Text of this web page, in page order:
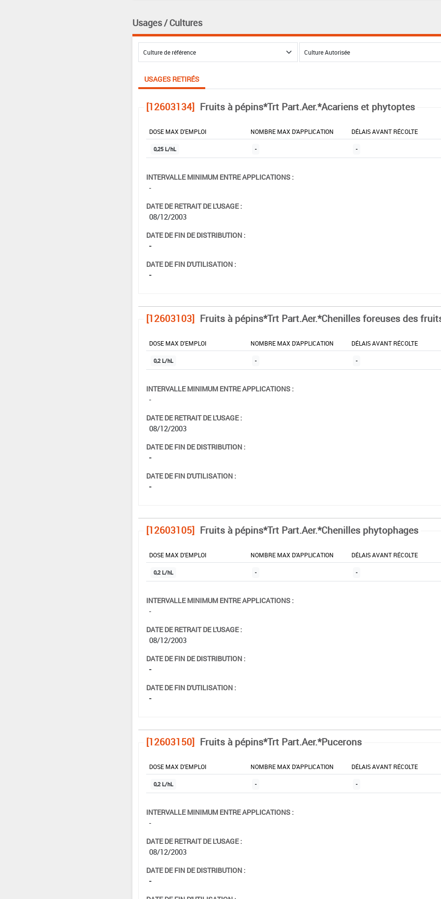
Usages / Cultures
USAGES RETIRÉS
[12603134] Fruits à pépins*Trt Part.Aer.*Acariens et phytoptes
DOSE MAX D'EMPLOI NOMBRE MAX D'APPLICATION DÉLAIS AVANT RÉCOLTE
0,25 L/hL - -
INTERVALLE MINIMUM ENTRE APPLICATIONS :
-
DATE DE RETRAIT DE L'USAGE :
08/12/2003
DATE DE FIN DE DISTRIBUTION :
-
DATE DE FIN D'UTILISATION :
-
[12603103] Fruits à pépins*Trt Part.Aer.*Chenilles foreuses des
DOSE MAX D'EMPLOI NOMBRE MAX D'APPLICATION DÉLAIS AVANT RÉCOLTE
0,2 L/hL - -
INTERVALLE MINIMUM ENTRE APPLICATIONS :
-
DATE DE RETRAIT DE L'USAGE :
08/12/2003
DATE DE FIN DE DISTRIBUTION :
-
DATE DE FIN D'UTILISATION :
-
[12603105] Fruits à pépins*Trt Part.Aer.*Chenilles phytophages
DOSE MAX D'EMPLOI NOMBRE MAX D'APPLICATION DÉLAIS AVANT RÉCOLTE
0,2 L/hL - -
INTERVALLE MINIMUM ENTRE APPLICATIONS :
-
DATE DE RETRAIT DE L'USAGE :
08/12/2003
DATE DE FIN DE DISTRIBUTION :
-
DATE DE FIN D'UTILISATION :
-
[12603150] Fruits à pépins*Trt Part.Aer.*Pucerons
DOSE MAX D'EMPLOI NOMBRE MAX D'APPLICATION DÉLAIS AVANT RÉCOLTE
0,2 L/hL - -
INTERVALLE MINIMUM ENTRE APPLICATIONS :
-
DATE DE RETRAIT DE L'USAGE :
08/12/2003
DATE DE FIN DE DISTRIBUTION :
-